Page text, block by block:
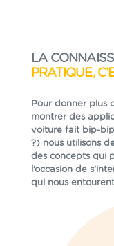
LA
PRATIQUE,
Pour donner plus
montrer des
voiture fait bip-bip
?) nous utilisons
des concepts qui
l’occasion de
qui nous